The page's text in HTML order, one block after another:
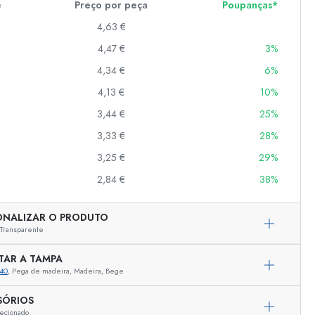
Preço por peça
Poupanças*
4,63 €
4,47 €
3%
4,34 €
6%
4,13 €
10%
3,44 €
25%
3,33 €
28%
3,25 €
29%
2,84 € 38%
O PRODUTO
Transparente
A TAMPA
, Pega de madeira, Madeira, Bege